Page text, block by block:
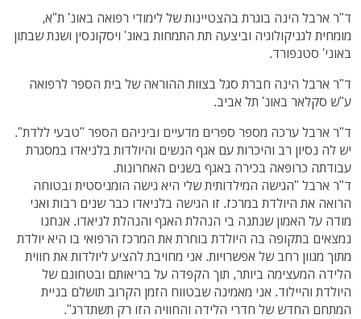
ד"ר ארבל הינה בוגרת בהצטיינות של לימודי רפואה באונ' ת"א,
מומחית לגניקולוגיה וביצעה תת התמחות באונ' ויסקונסין ושנת שבתון
באוני' סטנפורד.
ד"ר ארבל הינה חברת סגל בצוות ההוראה של בית הספר לרפואה
ע"ש סקלאר באונ' תל אביב.
ד"ר ארבל ערכה מספר ספרים מדעיים וביניהם הספר "טבעי ללדת".
יש לה נסיון רב והיכרות עם אגף הנשים והיולדות בלניאדו במסגרת
עבודתה כרופאה בכירה באגף בשנים האחרונות.
ד"ר ארבל "הגישה המילדותית שלי היא גישה הומניסטית ובטוחה
הרואה את היולדת במרכז. זו הגישה בלניאדו כבר שנים רבות ואני
מודה על האמון שנתנה בי הנהלת האגף והנהלת לניאדו. אנחנו
נמצאים בתקופה בה היולדת בוחרת את המרכז הרפואי בו היא יולדת
מתוך מגוון רחב של אפשרויות. אני מחויבת להציע ליולדות את חווית
הלידה המעצימה ביותר, תוך הקפדה על בריאותם ובטחונם של
היולדת והיילוד. אני מאמינה שבטווח הזמן הקרוב תושלם בניית
המתחם החדש של חדרי הלידה והחוויה הזו רק תשתדרג".